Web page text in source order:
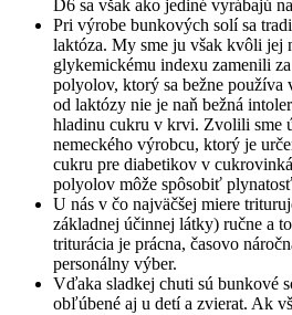
D6 sa však ako jediné vyrábajú
Pri výrobe bunkových solí sa
laktóza. My sme ju však kvôli jej
glykemickému indexu zamenili
polyolov, ktorý sa bežne používa
od laktózy nie je naň bežná
hladinu cukru v krvi. Zvolili sme
nemeckého výrobcu, ktorý je
cukru pre diabetikov v
polyolov môže spôsobiť
U nás v čo najväčšej miere
základnej účinnej látky) ručne a
triturácia je prácna, časovo
personálny výber.
Vďaka sladkej chuti sú bunkové
obľúbené aj u detí a zvierat. Ak